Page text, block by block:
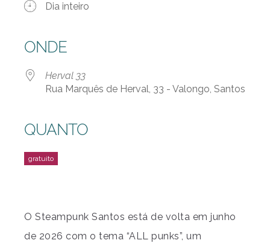
Dia inteiro
ONDE
Herval 33
Rua Marquês de Herval, 33 - Valongo, Santos
QUANTO
O Steampunk Santos está de volta em junho
de 2026 com o tema “ALL punks”, um